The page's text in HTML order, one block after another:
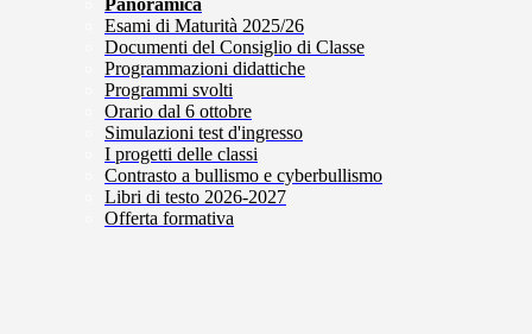
Panoramica
Esami di Maturità 2025/26
Documenti del Consiglio di Classe
Programmazioni didattiche
Programmi svolti
Orario dal 6 ottobre
Simulazioni test d'ingresso
I progetti delle classi
Contrasto a bullismo e cyberbullismo
Libri di testo 2026-2027
Offerta formativa